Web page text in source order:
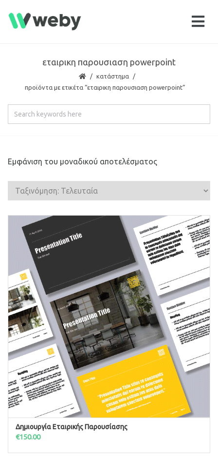
εταιρικη παρουσιαση powerpoint
κατάστημα
προϊόντα με ετικέτα “εταιρικη παρουσιαση powerpoint”
Εμφάνιση του μοναδικού αποτελέσματος
ΠΡΟΣΘΉΚΗ ΣΤΟ ΚΑΛΆΘΙ
Δημιουργία Εταιρικής Παρουσίασης
€150.00